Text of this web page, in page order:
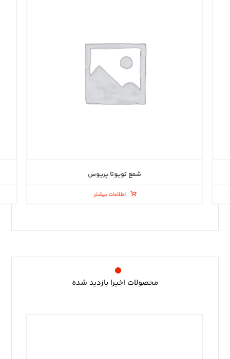
شمع تویوتا پریوس
اطلاعات بیشتر
محصولات اخیرا بازدید شده